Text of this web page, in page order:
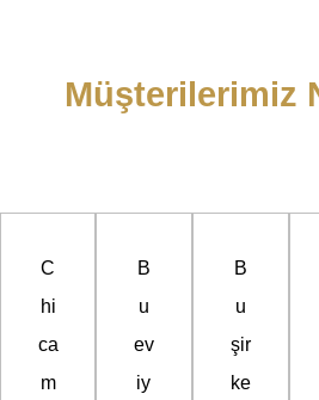
Müşterilerimiz
C
hi
ca
m
B
u
ev
iy
B
u
şir
ke